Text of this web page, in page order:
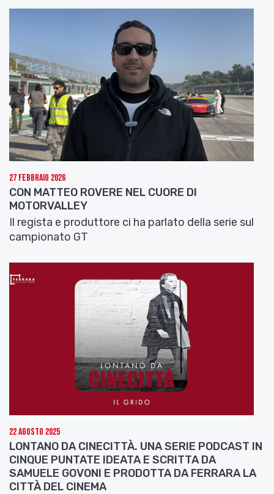
27 Febbraio 2026
CON MATTEO ROVERE NEL CUORE DI
MOTORVALLEY
Il regista e produttore ci ha parlato della serie sul
campionato GT
22 Agosto 2025
LONTANO DA CINECITTÀ. UNA SERIE PODCAST IN
CINQUE PUNTATE IDEATA E SCRITTA DA
SAMUELE GOVONI E PRODOTTA DA FERRARA LA
CITTÀ DEL CINEMA